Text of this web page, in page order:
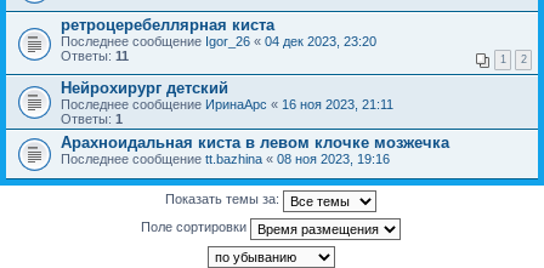
ретроцеребеллярная киста
Последнее сообщение Igor_26 « 04 дек 2023, 23:20
Ответы: 11 1 2
Нейрохирург детский
Последнее сообщение ИринаАрс « 16 ноя 2023, 21:11
Ответы: 1
Арахноидальная киста в левом клочке мозжечка
Последнее сообщение tt.bazhina « 08 ноя 2023, 19:16
Показать темы за:
Поле сортировки